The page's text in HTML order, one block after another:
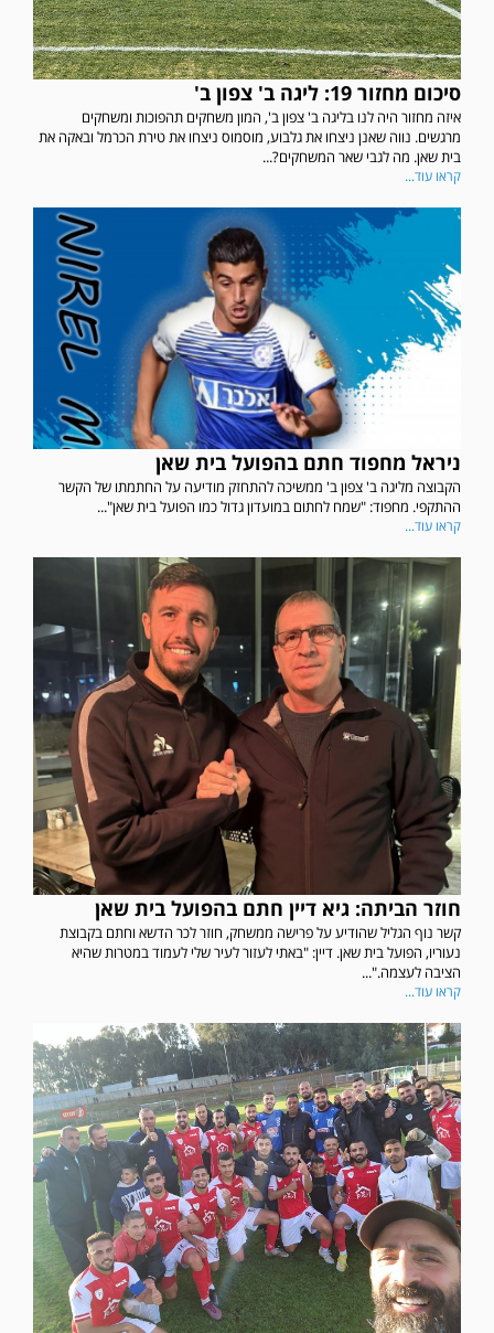
סיכום מחזור 19: ליגה ב' צפון ב'
איזה מחזור היה לנו בליגה ב' צפון ב', המון משחקים תהפוכות ומשחקים
מרגשים. נווה שאנן ניצחו את גלבוע, מוסמוס ניצחו את טירת הכרמל ובאקה את
בית שאן. מה לגבי שאר המשחקים?...
קראו עוד...
ניראל מחפוד חתם בהפועל בית שאן
הקבוצה מליגה ב' צפון ב' ממשיכה להתחזק מודיעה על החתמתו של הקשר
ההתקפי. מחפוד: "שמח לחתום במועדון גדול כמו הפועל בית שאן"...
קראו עוד...
חוזר הביתה: גיא דיין חתם בהפועל בית שאן
קשר נוף הגליל שהודיע על פרישה ממשחק, חוזר לכר הדשא וחתם בקבוצת
נעוריו, הפועל בית שאן. דיין: "באתי לעזור לעיר שלי לעמוד במטרות שהיא
הציבה לעצמה."...
קראו עוד...